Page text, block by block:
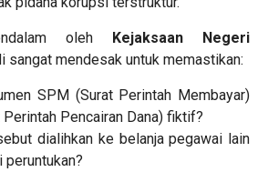
oleh Kejaksaan Negeri
sangat mendesak untuk memastikan:
SPM (Surat Perintah Membayar)
Pencairan Dana) fiktif?
dialihkan ke belanja pegawai lain